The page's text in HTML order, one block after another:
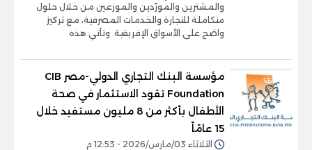
والمشترين والمورّدين والموزعين من خلال حلول
متكاملة للتجارة والخدمات المصرفية، مع تركيز
واضح على الأسواق الإفريقية. وتأتي هذه
مؤسسة البنك التجاري الدولي-مصر CIB
Foundation تقود الاستثمار في صحة
الأطفال بأكثر من 8 مليون مستفيد خلال
15 عامًاً
الثلاثاء 03/مارس/2026 - 12:53 م